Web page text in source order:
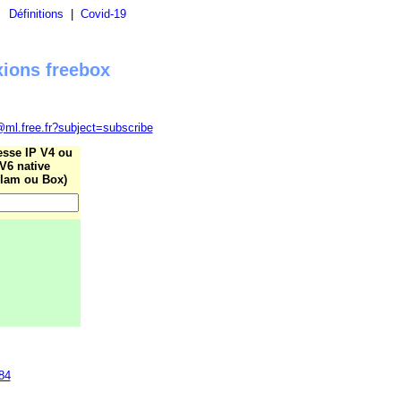
Définitions Covid-19
freebox
IP V4 ou
V6 native
ou Box)